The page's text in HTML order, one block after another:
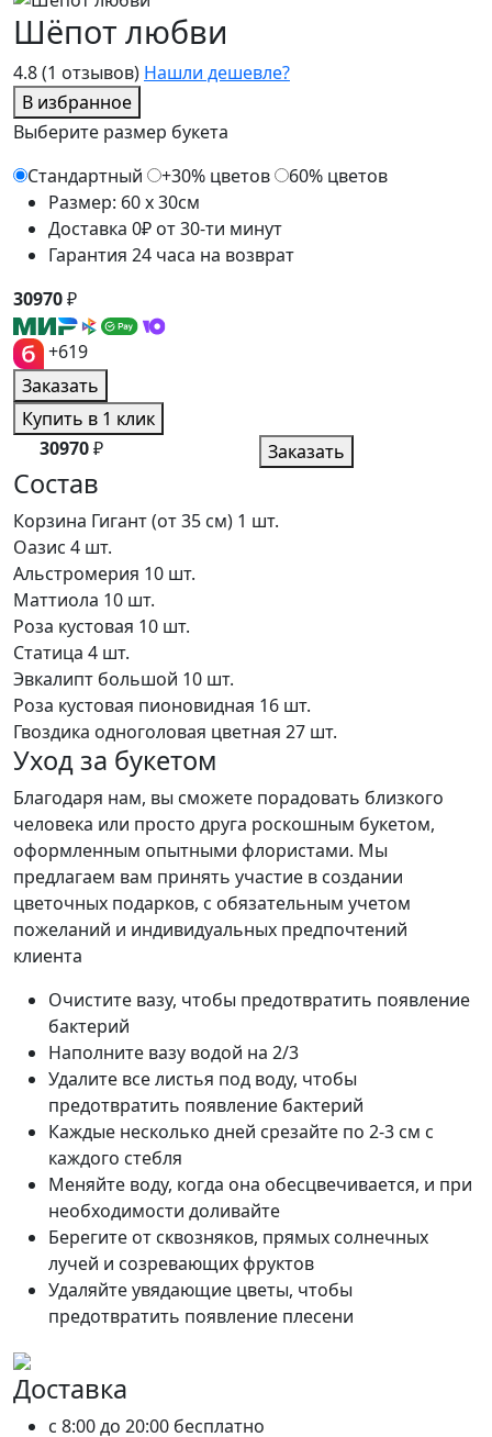
4.8(1 отзывов) Нашли дешевле?
В избранное
Шёпот любви
Выберите размер букета
Стандартный
+30% цветов
60% цветов
Размер: 60 x 30см
Доставка 0₽ от 30-ти минут
Гарантия 24 часа на возврат
30970₽
+619
Заказать
Купить в 1 клик
30970₽ Заказать
Состав
Корзина Гигант (от 35 см) 1 шт.
Оазис 4 шт.
Альстромерия 10 шт.
Маттиола 10 шт.
Роза кустовая 10 шт.
Статица 4 шт.
Эвкалипт большой 10 шт.
Роза кустовая пионовидная 16 шт.
Гвоздика одноголовая цветная 27 шт.
Уход за букетом
Благодаря нам, вы сможете порадовать близкого
человека или просто друга роскошным букетом,
оформленным опытными флористами. Мы
предлагаем вам принять участие в создании
цветочных подарков, с обязательным учетом
пожеланий и индивидуальных предпочтений
клиента
Очистите вазу, чтобы предотвратить появление
бактерий
Наполните вазу водой на 2/3
Удалите все листья под воду, чтобы
предотвратить появление бактерий
Каждые несколько дней срезайте по 2-3 см с
каждого стебля
Меняйте воду, когда она обесцвечивается, и при
необходимости доливайте
Берегите от сквозняков, прямых солнечных
лучей и созревающих фруктов
Удаляйте увядающие цветы, чтобы
предотвратить появление плесени
Доставка
c 8:00 до 20:00 бесплатно